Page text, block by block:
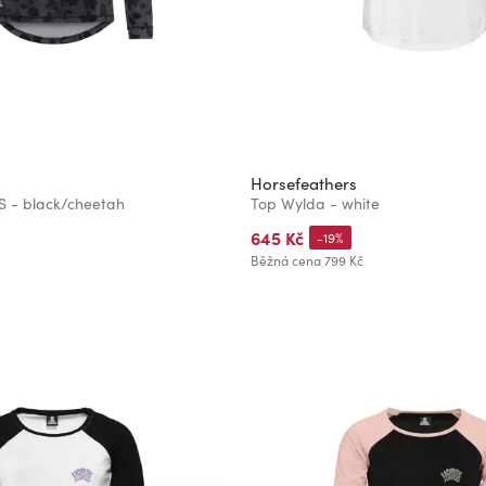
- black/cheetah
Horsefeathers
Top Wylda - white
645 Kč
Běžná cena 799 Kč
-19%